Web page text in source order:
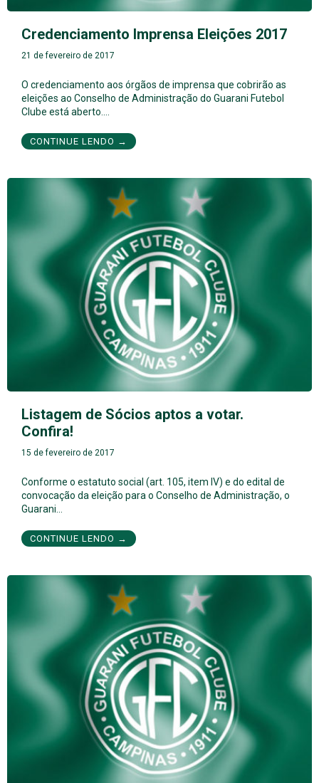
Credenciamento Imprensa Eleições 2017
21 de fevereiro de 2017
O credenciamento aos órgãos de imprensa que cobrirão as
eleições ao Conselho de Administração do Guarani Futebol
Clube está aberto.…
CONTINUE LENDO →
Listagem de Sócios aptos a votar.
Confira!
15 de fevereiro de 2017
Conforme o estatuto social (art. 105, item IV) e do edital de
convocação da eleição para o Conselho de Administração, o
Guarani…
CONTINUE LENDO →